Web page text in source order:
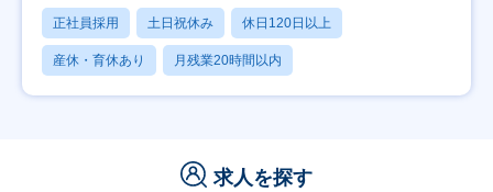
正社員採用 土日祝休み 休日120日以上
産休・育休あり 月残業20時間以内
求人を探す